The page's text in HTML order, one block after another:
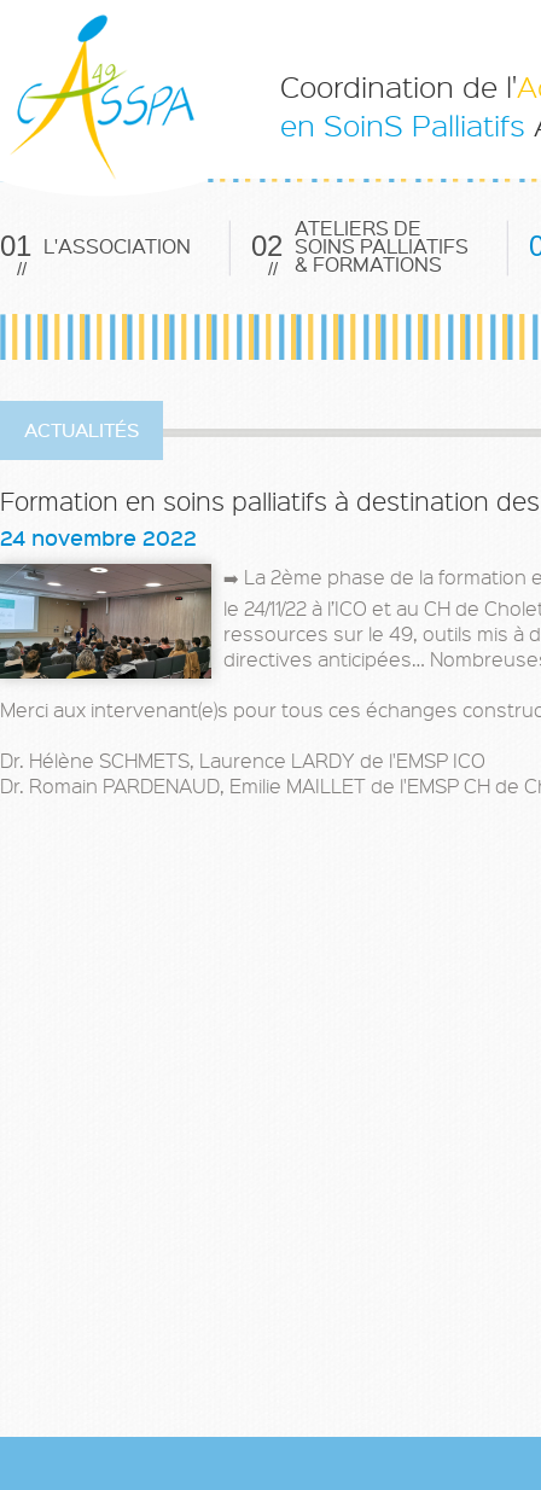
Coordination de l'
en SoinS Palliatifs
01
//
L'ASSOCIATION 02
//
ATELIERS DE
SOINS PALLIATIFS
& FORMATIONS
ACTUALITÉS
Formation en soins palliatifs à destination
24 novembre 2022
➡️ La 2ème phase de la formation
le 24/11/22 à l’ICO et au CH de
ressources sur le 49, outils mis à
directives anticipées…
Merci aux intervenant(e)s pour tous ces échanges
Dr. Hélène SCHMETS, Laurence LARDY de l'EMSP ICO
Dr. Romain PARDENAUD, Emilie MAILLET de l'EMSP CH de